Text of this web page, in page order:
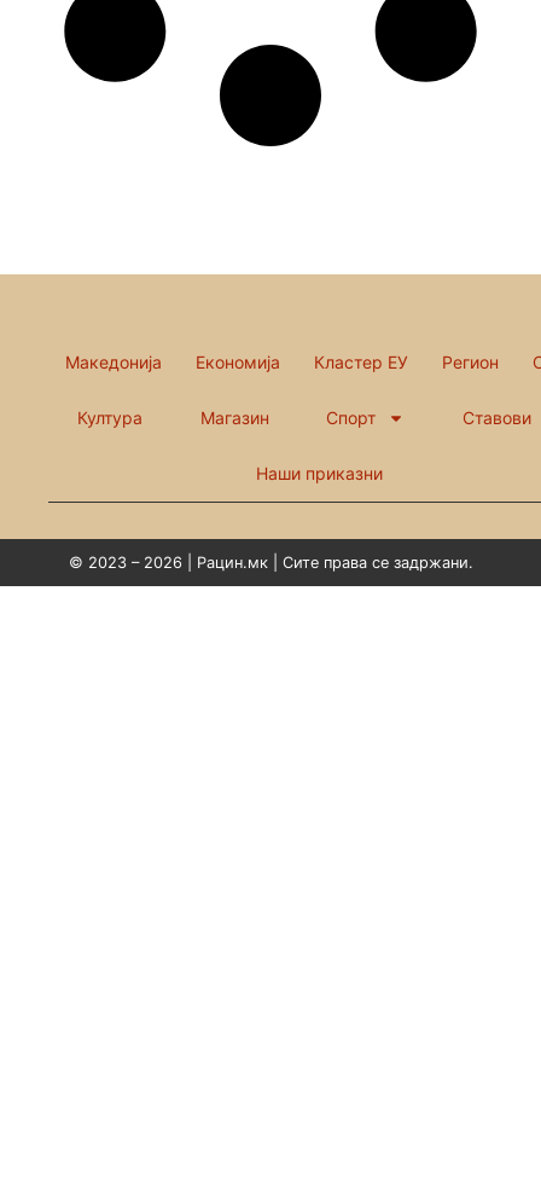
Македонија Економија Кластер ЕУ Регион
Култура Магазин Спорт Ставови
Наши приказни
© 2023 – 2026 | Рацин.мк | Сите права се задржани.